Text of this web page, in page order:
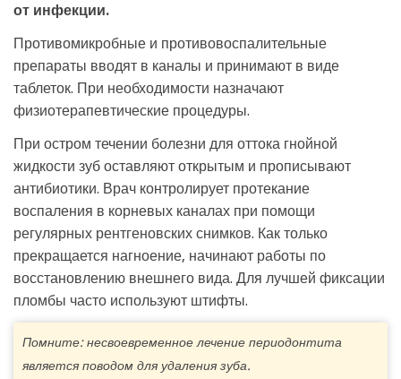
от инфекции.
Противомикробные и противовоспалительные
препараты вводят в каналы и принимают в виде
таблеток. При необходимости назначают
физиотерапевтические процедуры.
При остром течении болезни для оттока гнойной
жидкости зуб оставляют открытым и прописывают
антибиотики. Врач контролирует протекание
воспаления в корневых каналах при помощи
регулярных рентгеновских снимков. Как только
прекращается нагноение, начинают работы по
восстановлению внешнего вида. Для лучшей фиксации
пломбы часто используют штифты.
Помните: несвоевременное лечение периодонтита
является поводом для удаления зуба.